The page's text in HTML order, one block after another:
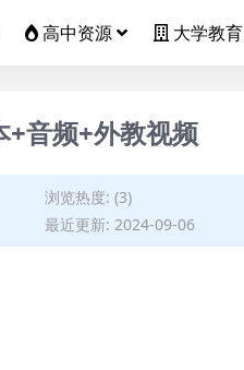
高中资源 大学教育
音频+外教视频
浏览热度: (3)
最近更新: 2024-09-06